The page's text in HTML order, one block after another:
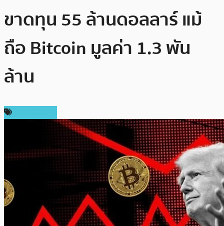
ขาดทุน 55 ล้านดอลลาร์ แม้
ถือ Bitcoin มูลค่า 1.3 พัน
ล้าน